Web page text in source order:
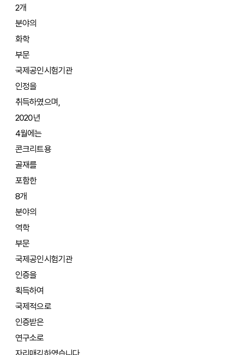
2개
분야의
화학
부문
국제공인시험기관
인정을
취득하였으며,
2020년
4월에는
콘크리트용
골재를
포함한
8개
분야의
역학
부문
국제공인시험기관
인증을
획득하여
국제적으로
인증받은
연구소로